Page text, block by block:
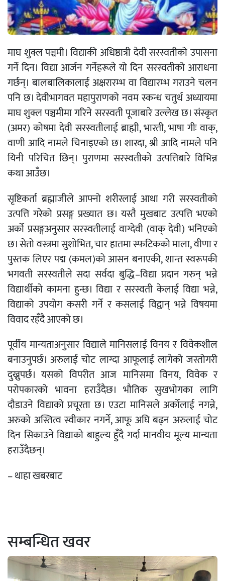
माघ शुक्ल पञ्चमी। विद्याकी अधिष्ठात्री देवी सरस्वतीको उपासना
गर्ने दिन। विद्या आर्जन गर्नेहरूले यो दिन सरस्वतीको आराधना
गर्छन्। बालबालिकालाई अक्षरारम्भ वा विद्यारम्भ गराउने चलन
पनि छ। देवीभागवत महापुराणको नवम स्कन्ध चतुर्थ अध्यायमा
माघ शुक्ल पञ्चमीमा गरिने सरस्वती पूजाबारे उल्लेख छ। संस्कृत
(अमर) कोषमा देवी सरस्वतीलाई ब्राह्मी, भारती, भाषा गीः वाक्,
वाणी आदि नामले चिनाइएको छ। शारदा, श्री आदि नामले पनि
यिनी परिचित छिन्। पुराणमा सरस्वतीको उत्पत्तिबारे विभिन्न
कथा आउँछ।
सृष्टिकर्ता ब्रह्माजीले आफ्नो शरीरलाई आधा गरी सरस्वतीको
उत्पत्ति गरेको प्रसङ्ग प्रख्यात छ। यस्तै मुखबाट उत्पत्ति भएको
अर्को प्रसङ्गअनुसार सरस्वतीलाई वाग्देवी (वाक् देवी) भनिएको
छ। सेतो वस्त्रमा सुशोभित, चार हातमा स्फटिकको माला, वीणा र
पुस्तक लिएर पद्म (कमल)को आसन बनाएकी, शान्त स्वरूपकी
भगवती सरस्वतीले सदा सर्वदा बुद्धि–विद्या प्रदान गरुन् भन्ने
विद्यार्थीको कामना हुन्छ। विद्या र सरस्वती केलाई विद्या भन्ने,
विद्याको उपयोग कसरी गर्ने र कसलाई विद्वान् भन्ने विषयमा
विवाद रहँदै आएको छ।
पूर्वीय मान्यताअनुसार विद्याले मानिसलाई विनय र विवेकशील
बनाउनुपर्छ। अरुलाई चोट लाग्दा आफूलाई लागेको जस्तोगरी
दुख्नुपर्छ। यसको विपरीत आज मानिसमा विनय, विवेक र
परोपकारको भावना हराउँदैछ। भौतिक सुखभोगका लागि
दौडाउने विद्याको प्रचूरता छ। एउटा मानिसले अर्कोलाई नगन्ने,
अरुको अस्तित्व स्वीकार नगर्ने, आफू अघि बढ्न अरुलाई चोट
दिन सिकाउने विद्याको बाहुल्य हुँदै गर्दा मानवीय मूल्य मान्यता
हराउँदैछन्।
– थाहा खबरबाट
सम्बन्धित खवर